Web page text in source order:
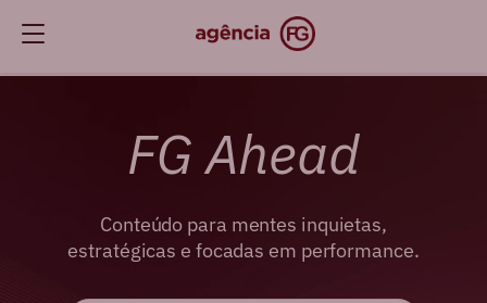
FG Ahead
Conteúdo para mentes inquietas,
estratégicas e focadas em performance.